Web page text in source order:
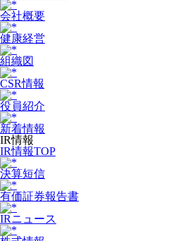
会社概要
健康経営
組織図
CSR情報
役員紹介
新着情報
IR情報
IR情報TOP
決算短信
有価証券報告書
IRニュース